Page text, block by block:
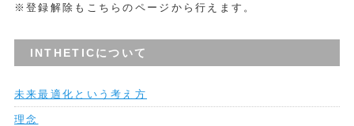
※登録解除もこちらのページから行えます。
INTHETICについて
未来最適化という考え方
理念